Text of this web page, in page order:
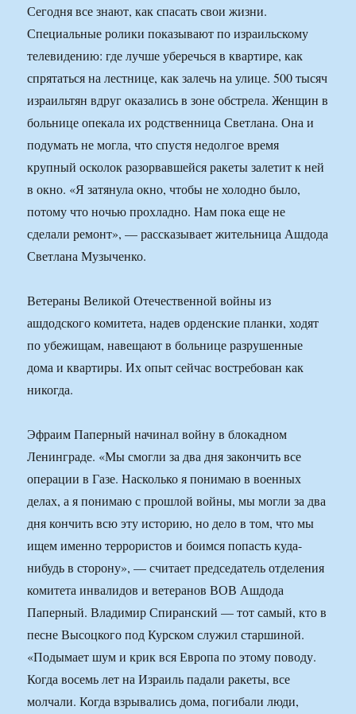
Сегодня все знают, как спасать свои жизни.
Специальные ролики показывают по израильскому
телевидению: где лучше уберечься в квартире, как
спрятаться на лестнице, как залечь на улице. 500 тысяч
израильтян вдруг оказались в зоне обстрела. Женщин в
больнице опекала их родственница Светлана. Она и
подумать не могла, что спустя недолгое время
крупный осколок разорвавшейся ракеты залетит к ней
в окно. «Я затянула окно, чтобы не холодно было,
потому что ночью прохладно. Нам пока еще не
сделали ремонт», — рассказывает жительница Ашдода
Светлана Музыченко.
Ветераны Великой Отечественной войны из
ашдодского комитета, надев орденские планки, ходят
по убежищам, навещают в больнице разрушенные
дома и квартиры. Их опыт сейчас востребован как
никогда.
Эфраим Паперный начинал войну в блокадном
Ленинграде. «Мы смогли за два дня закончить все
операции в Газе. Насколько я понимаю в военных
делах, а я понимаю с прошлой войны, мы могли за два
дня кончить всю эту историю, но дело в том, что мы
ищем именно террористов и боимся попасть куда-
нибудь в сторону», — считает председатель отделения
комитета инвалидов и ветеранов ВОВ Ашдода
Паперный. Владимир Спиранский — тот самый, кто в
песне Высоцкого под Курском служил старшиной.
«Подымает шум и крик вся Европа по этому поводу.
Когда восемь лет на Израиль падали ракеты, все
молчали. Когда взрывались дома, погибали люди,